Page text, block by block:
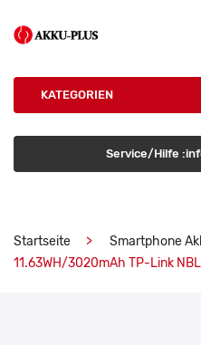
KATEGORIEN
Service/Hilfe
Startseite Smartphone
11.63WH/3020mAh TP-Link